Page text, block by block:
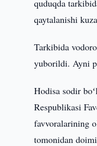
quduqda
qaytalanishi
Tarkibida
yuborildi. Ayni
Hodisa sodir
Respublikasi
favvoralarining
tomonidan